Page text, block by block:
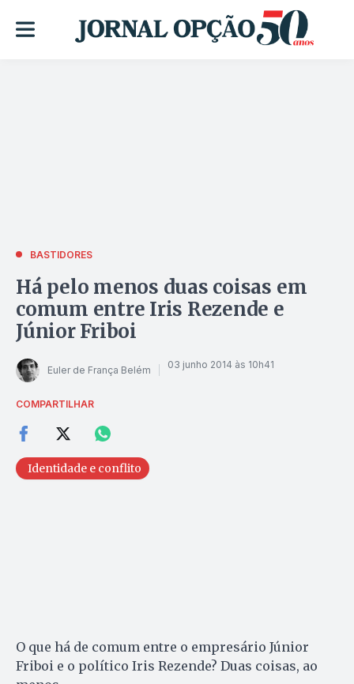
BASTIDORES
Há pelo menos duas coisas em
comum entre Iris Rezende e
Júnior Friboi
Euler de França Belém 03 junho 2014 às 10h41
COMPARTILHAR
Identidade e conflito
O que há de comum entre o empresário Júnior
Friboi e o político Iris Rezende? Duas coisas, ao